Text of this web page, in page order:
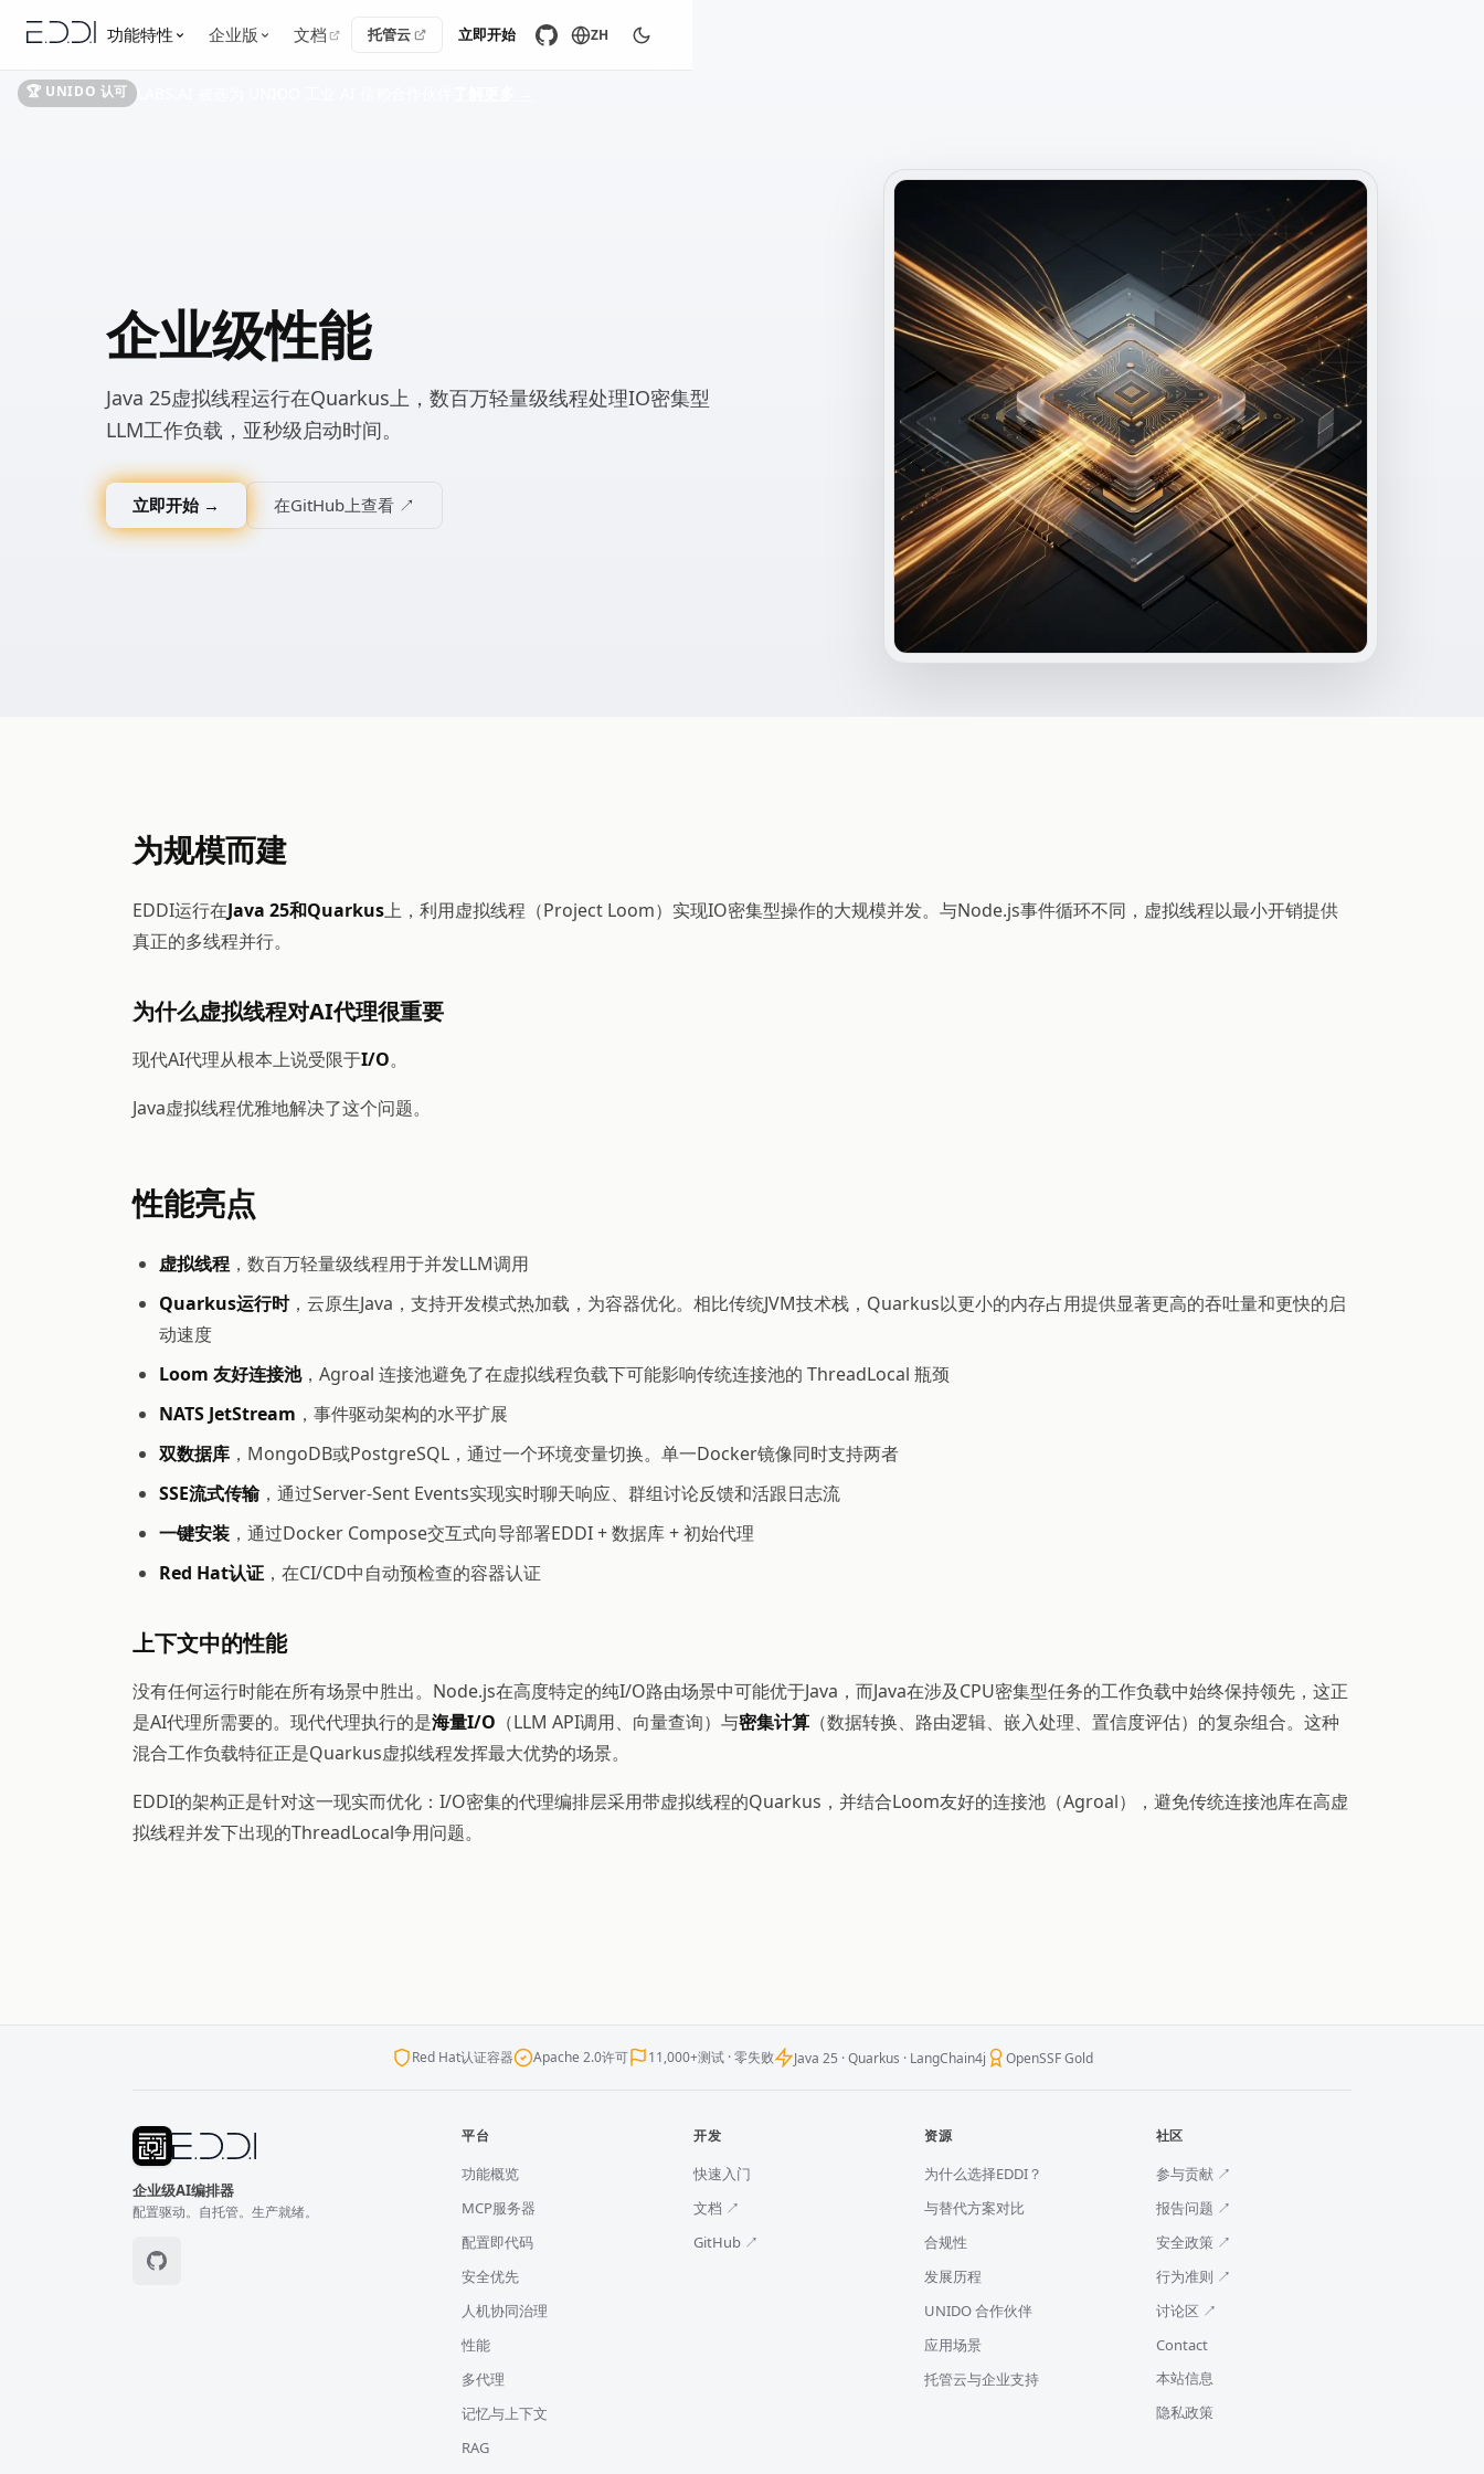
🏆 UNIDO 认可
功能特性 企业版 文档 托管云 立即开始 ZH
企业级性能
Java 25虚拟线程运行在Quarkus上，数百万轻量级线程处理IO密集型
LLM工作负载，亚秒级启动时间。
立即开始 → 在GitHub上查看 ↗
为规模而建
EDDI运行在Java 25和Quarkus上，利用虚拟线程（Project Loom）实现IO密集型操作的大规模并发。与Node.js事件循环不同，虚拟线程以最小开销提供
真正的多线程并行。
为什么虚拟线程对AI代理很重要
现代AI代理从根本上说受限于I/O。
Java虚拟线程优雅地解决了这个问题。
性能亮点
虚拟线程 ，数百万轻量级线程用于并发LLM调用
Quarkus运行时，云原生Java，支持开发模式热加载，为容器优化。相比传统JVM技术栈，Quarkus以更小的内存占用提供显著更高的吞吐量和更快的启
动速度
Loom 友好连接池，Agroal 连接池避免了在虚拟线程负载下可能影响传统连接池的 ThreadLocal 瓶颈
NATS JetStream ，事件驱动架构的水平扩展
双数据库 ，MongoDB或PostgreSQL，通过一个环境变量切换。单一Docker镜像同时支持两者
SSE流式传输，通过Server-Sent Events实现实时聊天响应、群组讨论反馈和活跟日志流
一键安装 ，通过Docker Compose交互式向导部署EDDI + 数据库 + 初始代理
Red Hat认证 ，在CI/CD中自动预检查的容器认证
上下文中的性能
没有任何运行时能在所有场景中胜出。Node.js在高度特定的纯I/O路由场景中可能优于Java，而Java在涉及CPU密集型任务的工作负载中始终保持领先，这正
是AI代理所需要的。现代代理执行的是海量I/O （LLM API调用、向量查询）与密集计算 （数据转换、路由逻辑、嵌入处理、置信度评估）的复杂组合。这种
混合工作负载特征正是Quarkus虚拟线程发挥最大优势的场景。
EDDI的架构正是针对这一现实而优化：I/O密集的代理编排层采用带虚拟线程的Quarkus，并结合Loom友好的连接池（Agroal），避免传统连接池库在高虚
拟线程并发下出现的ThreadLocal争用问题。
Red Hat认证容器 Apache 2.0许可 11,000+测试 · 零失败 Java 25 · Quarkus · LangChain4j OpenSSF Gold
企业级AI编排器
配置驱动。自托管。生产就绪。
平台
功能概览
MCP服务器
配置即代码
安全优先
人机协同治理
性能
多代理
记忆与上下文
RAG
开发
快速入门
文档 ↗
GitHub ↗
资源
为什么选择EDDI？
与替代方案对比
合规性
发展历程
UNIDO 合作伙伴
应用场景
托管云与企业支持
社区
参与贡献 ↗
报告问题 ↗
安全政策 ↗
行为准则 ↗
讨论区 ↗
Contact
本站信息
隐私政策